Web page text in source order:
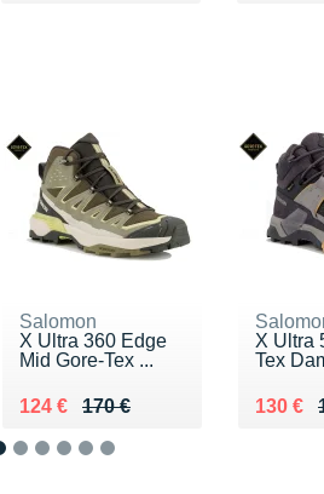
Salomon
X Ultra 360 Edge
Mid Gore-Tex ...
170 €
Au lieu de 170 €
124 €
Vendu 124 €
X Ultra
Tex
Au lieu
130 €
Vendu